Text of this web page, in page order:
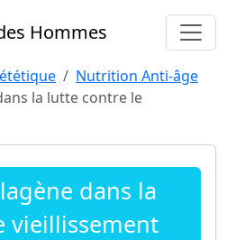
Hommes
Nutrition Anti-âge
la lutte contre le
dans la
vieillissement